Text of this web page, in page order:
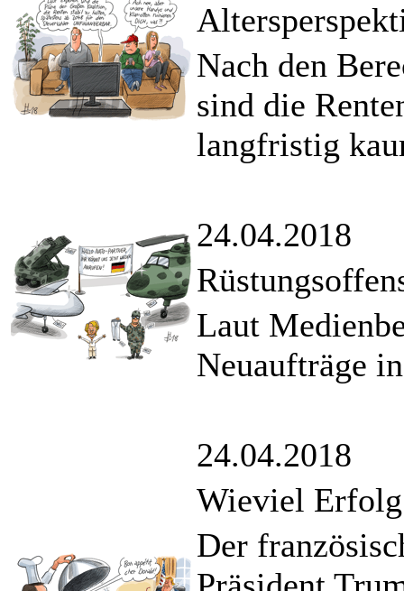
Nach den
sind die
langfristig
24.04.2018
Laut
Neuaufträge
24.04.2018
Wieviel
Der